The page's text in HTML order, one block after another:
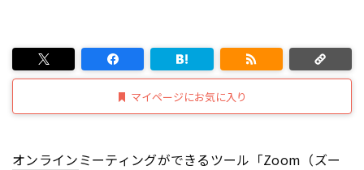
マイページにお気に入り
オンラインミーティングができるツール「Zoom（ズー